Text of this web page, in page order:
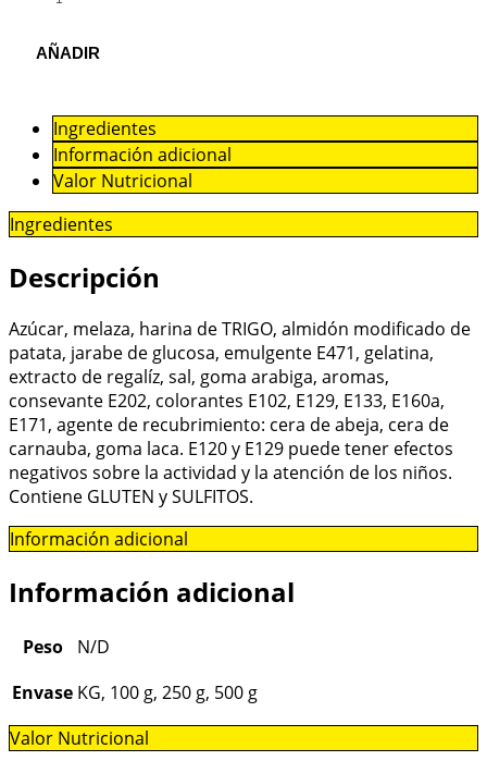
AÑADIR
Ingredientes
Información adicional
Valor Nutricional
Ingredientes
Descripción
Azúcar, melaza, harina de TRIGO, almidón modificado de
patata, jarabe de glucosa, emulgente E471, gelatina,
extracto de regalíz, sal, goma arabiga, aromas,
consevante E202, colorantes E102, E129, E133, E160a,
E171, agente de recubrimiento: cera de abeja, cera de
carnauba, goma laca. E120 y E129 puede tener efectos
negativos sobre la actividad y la atención de los niños.
Contiene GLUTEN y SULFITOS.
Información adicional
Información adicional
Peso
N/D
Envase KG, 100 g, 250 g, 500 g
Valor Nutricional